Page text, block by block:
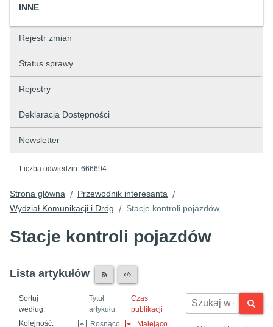
INNE
Rejestr zmian
Status sprawy
Rejestry
Deklaracja Dostępności
Newsletter
Liczba odwiedzin: 666694
Strona główna / Przewodnik interesanta /
Wydział Komunikacji i Dróg / Stacje kontroli pojazdów
Stacje kontroli pojazdów
Lista artykułów
Sortuj
według:
Tytuł
artykułu
Czas
publikacji
Kolejność:
Rosnąco Malejąco